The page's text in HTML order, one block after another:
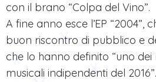
con il brano “Colpa del Vino”.
A fine anno esce l’EP “2004”,
buon riscontro di pubblico e
che lo hanno definito “uno
musicali indipendenti del 2016”.